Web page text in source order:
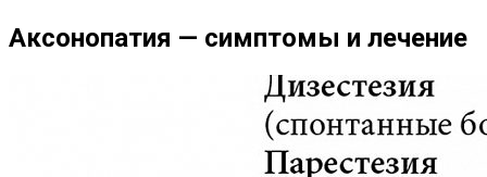
Аксонопатия — симптомы и лечение